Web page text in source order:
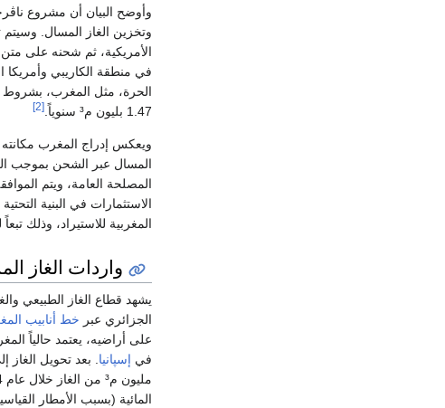
وأوضح البيان أن مشروع
وتخزين الغاز المسال. وسيتم
الأمريكية، ثم شحنه على متن
في منطقة الكاريبي وأمريكا
1.47 بليون م³ سنوياً.
[2]
ويعكس إدراج المغرب مكانته
المصلحة العامة، ويتم
الاستثمارات في البنية
المغربية للاستيراد، وذلك
واردات الغاز
يشهد قطاع الغاز الطبيعي
الجزائري عبر خط أنابيب
على أراضيه، يعتمد حالياً
في إسپانيا
المائية (بسبب الأمطار